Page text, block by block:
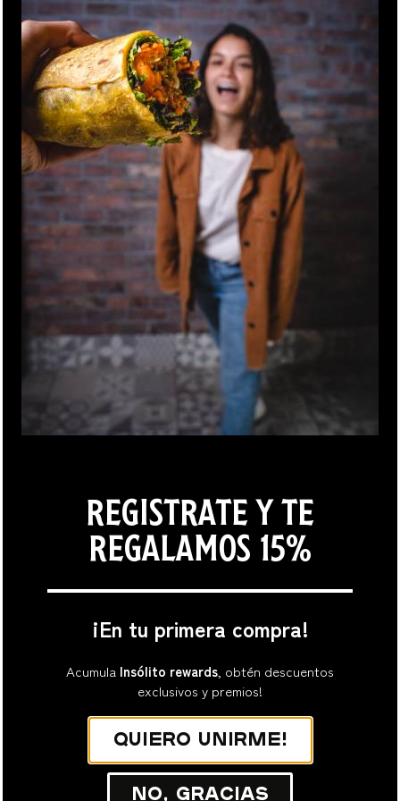
Suscribirme
NOSOTROS
FILOSOFÍA
INSÓLITO REWARDS
ÚNETE AL EQUIPO
SOPORTE
CONTACTO
PREGUNTAS FRECUENTES
CUÉNTANOS SOBRE TU
EXPERIENCIA 🤍
TÉRMINOS Y CONDICIONES
REGISTRATE Y TE
REGALAMOS 15%
¡En tu primera compra!
Acumula Insólito rewards, obtén descuentos
exclusivos y premios!
Quiero unirme!
No, gracias